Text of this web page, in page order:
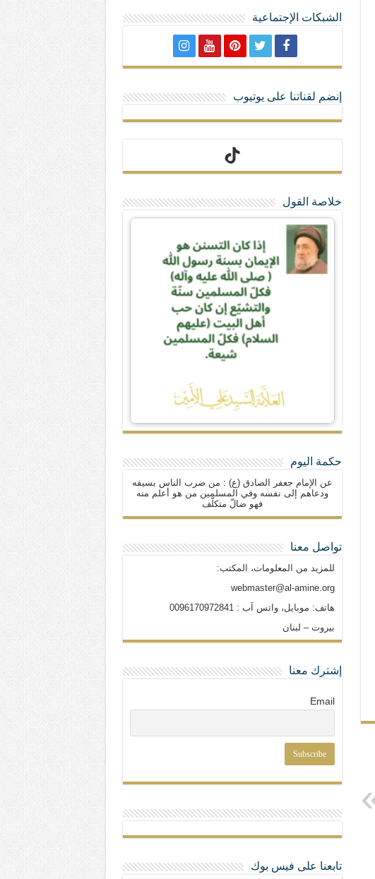
الشبكات الإجتماعية
إنضم لقناتنا على يوتيوب
خلاصة القول
حكمة اليوم
عن الإمام جعفر الصادق (ع) : من ضرب الناس بسيفه
ودعاهم إلى نفسه وفي المسلمين من هو أعلم منه
فهو ضالّ متكلّف
تواصل معنا
للمزيد من المعلومات، المكتب:
webmaster@al-amine.org
هاتف: موبايل، واتس آب : 0096170972841
بيروت – لبنان
إشترك معنا
Email
تابعنا على فيس بوك